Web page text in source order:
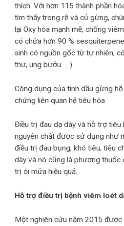
thích. Với hơn 115 thành phần
tìm thấy trong rễ và củ gừng,
lại Oxy hóa mạnh mẽ, chống
có chứa hơn 90 %
sinh có nguồn gốc từ tự nhiên,
thư, ung bướu … )
Công dụng của tinh dầu gừng
chứng liên quan hệ tiêu hóa
Điều trị đau dạ dày và hỗ trợ tiêu
nguyên chất được sử dụng như
điều trị đau bụng, khó tiêu, tiêu
dày và nó cũng là phương thuốc
trị ói mửa hiệu quả.
Hỗ trợ điều trị bệnh viêm loét
Một nghiên cứu năm 2015